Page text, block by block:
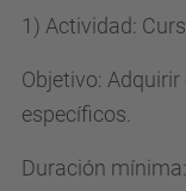
1) Actividad:
Objetivo:
específicos.
Duración